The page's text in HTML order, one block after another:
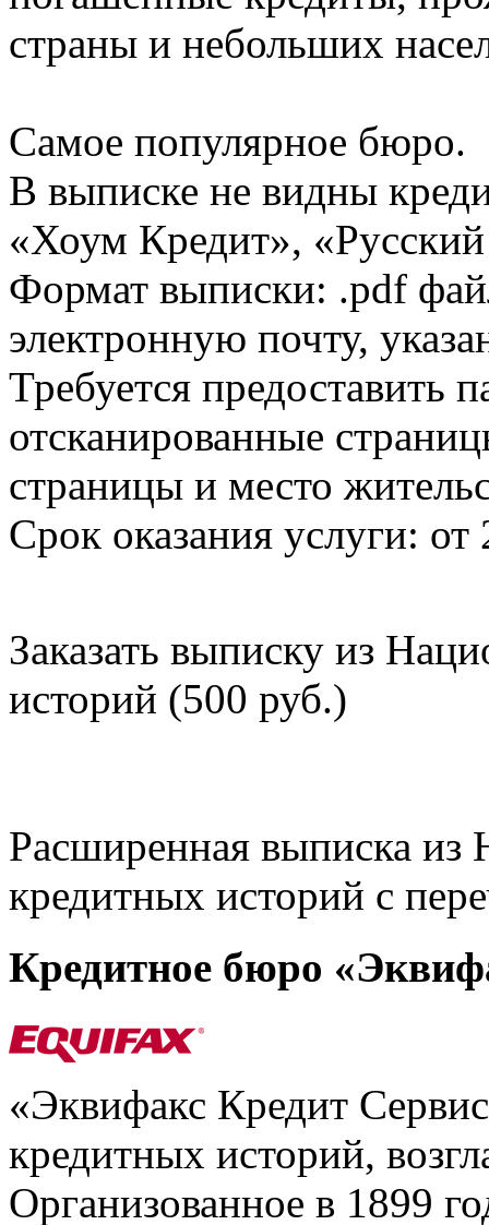
страны и небольших
Самое популярное бюро.
В выписке не видны
«Хоум Кредит»,
Формат выписки: .pdf
электронную почту,
Требуется предоставить
отсканированные
страницы и место
Срок оказания услуги: от
Заказать выписку из
историй (500 руб.)
Расширенная выписка из
кредитных историй с
Кредитное бюро
«Эквифакс Кредит
кредитных историй,
Организованное в 1899